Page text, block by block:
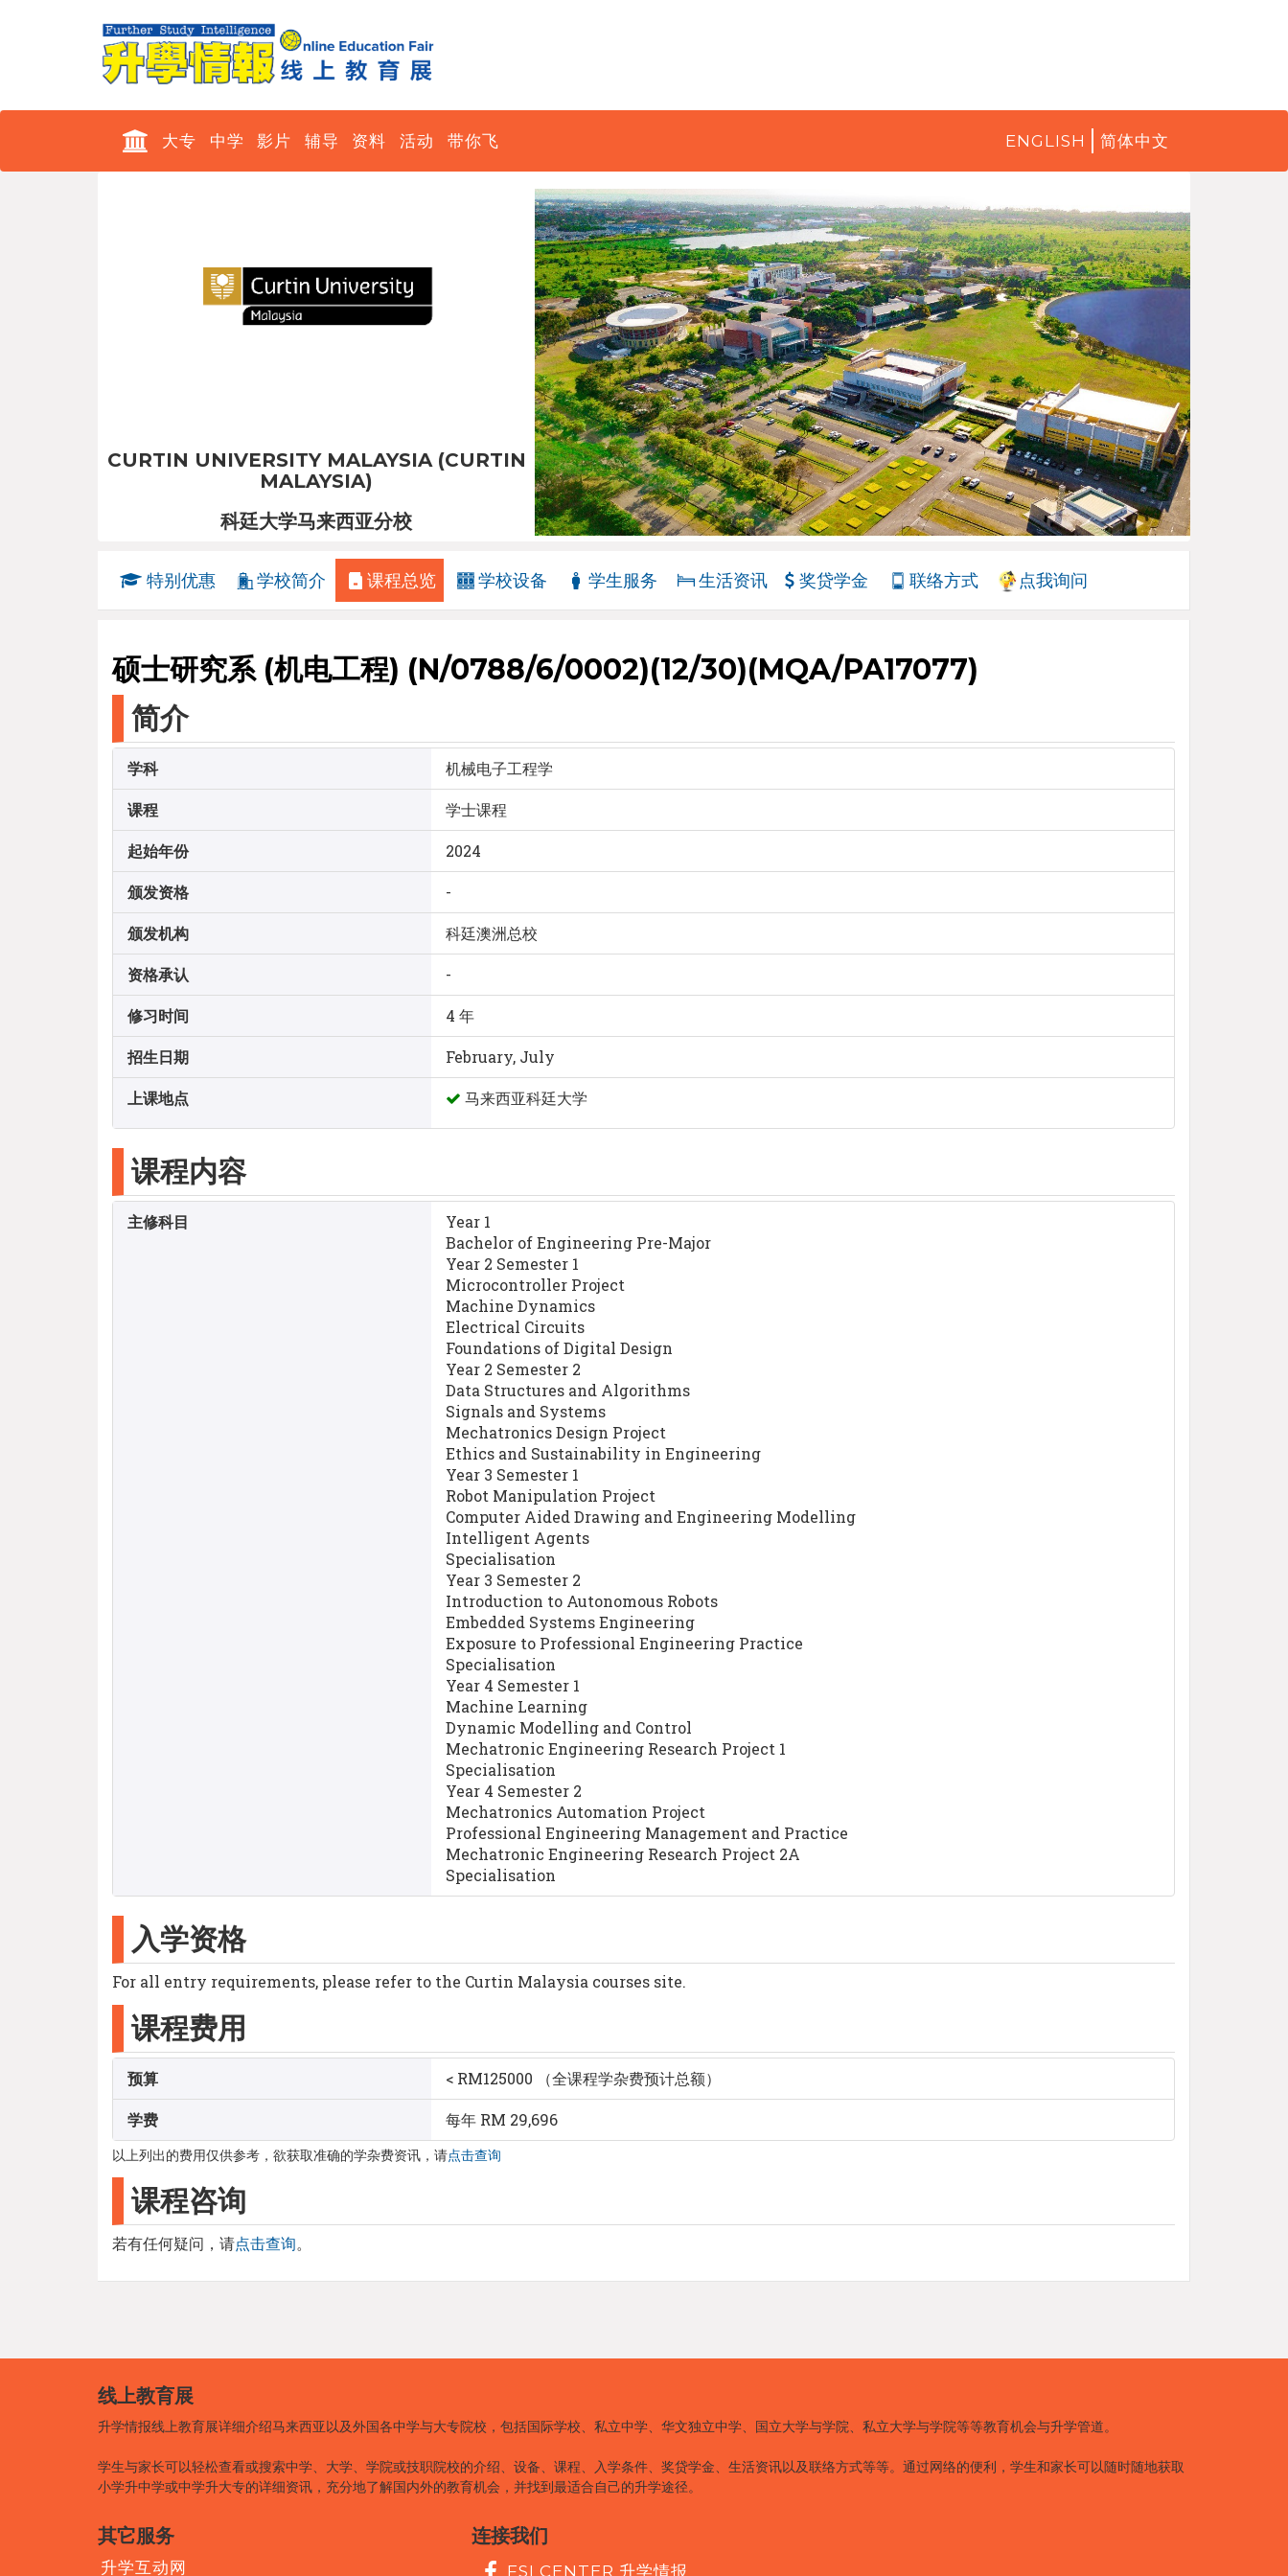
大专 中学 影片 辅导 资料 活动 带你飞 ENGLISH 简体中文
CURTIN UNIVERSITY MALAYSIA (CURTIN
MALAYSIA)
科廷大学马来西亚分校
特别优惠 学校简介 课程总览 学校设备 学生服务 生活资讯 奖贷学金 联络方式 点我询问
硕士研究系 (机电工程) (N/0788/6/0002)(12/30)(MQA/PA17077)
简介
学科 机械电子工程学
课程 学士课程
起始年份 2024
颁发资格 -
颁发机构 科廷澳洲总校
资格承认 -
修习时间 4 年
招生日期 February, July
上课地点 马来西亚科廷大学
课程内容
主修科目
Year 1
Bachelor of Engineering Pre-Major
Year 2 Semester 1
Microcontroller Project
Machine Dynamics
Electrical Circuits
Foundations of Digital Design
Year 2 Semester 2
Data Structures and Algorithms
Signals and Systems
Mechatronics Design Project
Ethics and Sustainability in Engineering
Year 3 Semester 1
Robot Manipulation Project
Computer Aided Drawing and Engineering Modelling
Intelligent Agents
Specialisation
Year 3 Semester 2
Introduction to Autonomous Robots
Embedded Systems Engineering
Exposure to Professional Engineering Practice
Specialisation
Year 4 Semester 1
Machine Learning
Dynamic Modelling and Control
Mechatronic Engineering Research Project 1
Specialisation
Year 4 Semester 2
Mechatronics Automation Project
Professional Engineering Management and Practice
Mechatronic Engineering Research Project 2A
Specialisation
入学资格
For all entry requirements, please refer to the Curtin Malaysia courses site.
课程费用
预算 < RM125000 （全课程学杂费预计总额）
学费 每年 RM 29,696
以上列出的费用仅供参考，欲获取准确的学杂费资讯，请点击查询
课程咨询
若有任何疑问，请点击查询。
线上教育展
升学情报线上教育展详细介绍马来西亚以及外国各中学与大专院校，包括国际学校、私立中学、华文独立中学、国立大学与学院、私立大学与学院等等教育机会与升学管道。
学生与家长可以轻松查看或搜索中学、大学、学院或技职院校的介绍、设备、课程、入学条件、奖贷学金、生活资讯以及联络方式等等。通过网络的便利，学生和家长可以随时随地获取
小学升中学或中学升大专的详细资讯，充分地了解国内外的教育机会，并找到最适合自己的升学途径。
其它服务
升学互动网
连接我们
FSI CENTER 升学情报